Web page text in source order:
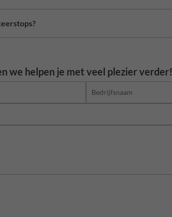
we helpen je met veel plezier verder!